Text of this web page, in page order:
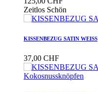
Zeitlos Schön
KISSENBEZUG SATIN WEISS
37,00 CHF